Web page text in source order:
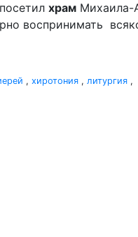
посетил храм Михаила-
воспринимать
, хиротония , литургия ,